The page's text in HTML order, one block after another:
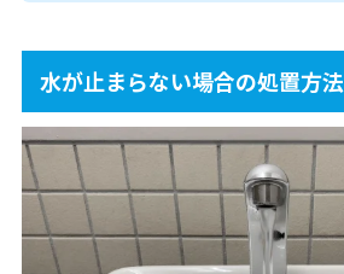
水が止まらない場合の処置方法